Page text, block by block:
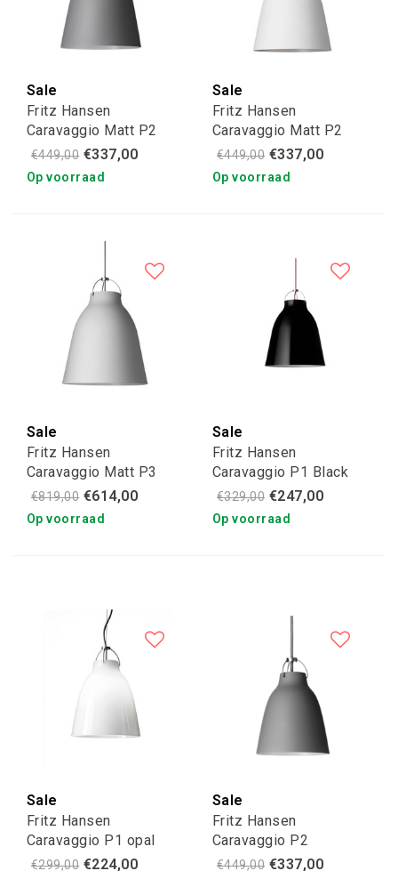
Sale
Fritz Hansen
Caravaggio Matt P2
groen-grijs
€449,00 €337,00
Op voorraad
Sale
Fritz Hansen
Caravaggio Matt P2
white
€449,00 €337,00
Op voorraad
Sale
Fritz Hansen
Caravaggio Matt P3
grey 25
€819,00 €614,00
Op voorraad
Sale
Fritz Hansen
Caravaggio P1 Black
High-gloss
€329,00 €247,00
Op voorraad
Sale
Fritz Hansen
Caravaggio P1 opal
€299,00 €224,00
Sale
Fritz Hansen
Caravaggio P2
archipelago stone
€449,00 €337,00